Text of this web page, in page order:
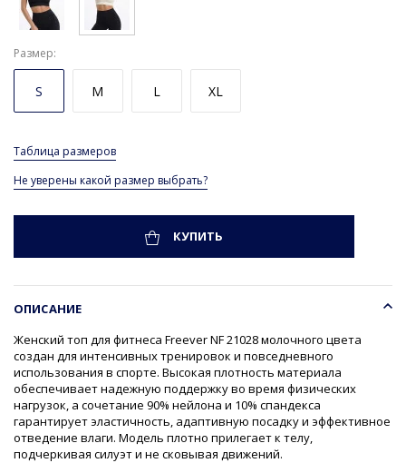
Размер
S M L XL
Таблица размеров
Не уверены какой размер выбрать?
КУПИТЬ
ОПИСАНИЕ
Женский топ для фитнеса Freever NF 21028 молочного цвета
создан для интенсивных тренировок и повседневного
использования в спорте. Высокая плотность материала
обеспечивает надежную поддержку во время физических
нагрузок, а сочетание 90% нейлона и 10% спандекса
гарантирует эластичность, адаптивную посадку и эффективное
отведение влаги. Модель плотно прилегает к телу,
подчеркивая силуэт и не сковывая движений.